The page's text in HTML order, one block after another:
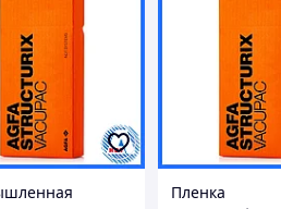
Пленка